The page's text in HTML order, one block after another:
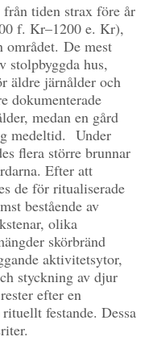
tiden strax före år
f. Kr–1200 e. Kr),
området. De mest
stolpbyggda hus,
äldre järnålder och
dokumenterade
medan en gård
medeltid. Under
flera större brunnar
Efter att
de för ritualiserade
bestående av
olika
skörbränd
aktivitetsytor,
styckning av djur
efter en
festande. Dessa